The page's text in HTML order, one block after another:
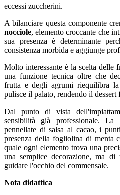
eccessi zuccherini.
A bilanciare questa componente
nocciole, elemento croccante che
sua presenza è determinante
consistenza morbida e aggiunge
Molto interessante è la scelta delle
una funzione tecnica oltre che
frutta e degli agrumi riequilibra la
pulisce il palato, rendendo il dessert
Dal punto di vista
sensibilità già professionale.
pennellate di salsa al cacao, i
presenza della fogliolina di menta
quale ogni elemento trova una
una semplice decorazione, ma di
guidare l'occhio del commensale.
Nota didattica